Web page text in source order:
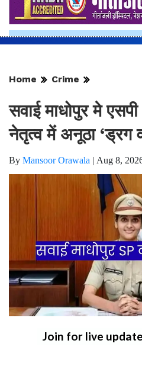
Home Crime
सवाई माधोपुर मे
नेतृत्व में अनूठा ‘ड्रग
By Mansoor Orawala | Aug 8,
Join for live